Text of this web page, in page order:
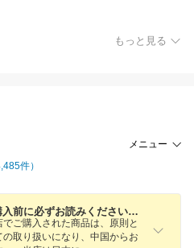
もっと見る
メニュー
件）
【重要】注意事項（ご購入前に必ずお読みください。）
ご購入された商品は、原則と
取り扱いになり、中国からお